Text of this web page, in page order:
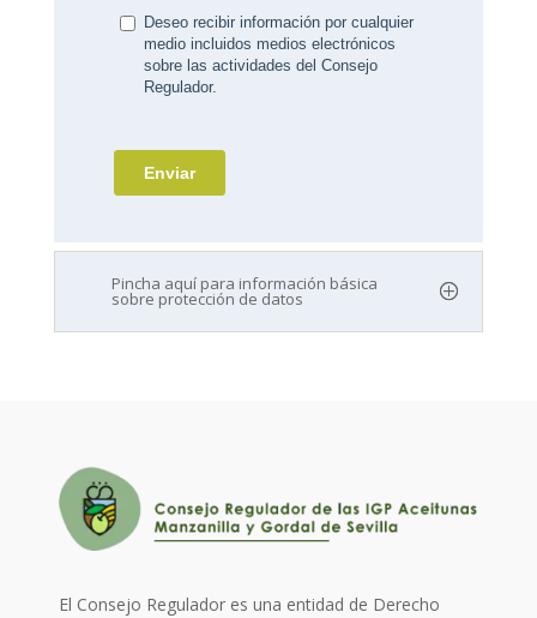
Pincha aquí para información básica
sobre protección de datos
El Consejo Regulador es una entidad de Derecho